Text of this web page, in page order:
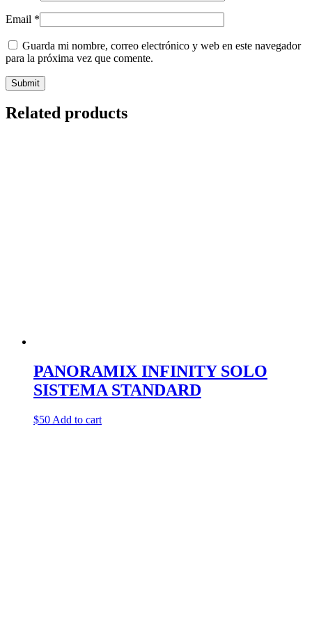
Email *
Guarda mi nombre, correo electrónico y web en este navegador
para la próxima vez que comente.
Related products
PANORAMIX INFINITY SOLO
SISTEMA STANDARD
$50 Add to cart